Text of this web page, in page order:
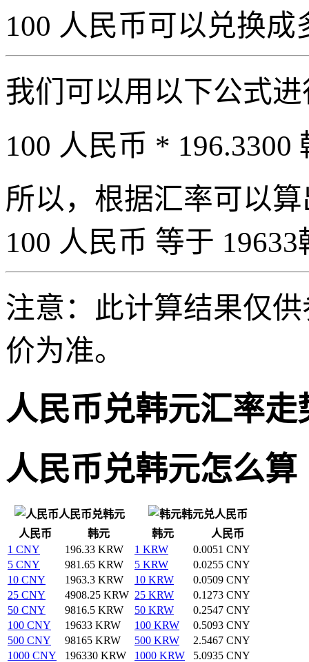
100 人民币可以兑换成
我们可以用以下公式
100 人民币 * 196.3300
所以，根据汇率可以
100 人民币 等于
注意：此计算结果仅
价为准。
人民币兑韩元汇率走
人民币兑韩元怎么算
人民币兑韩元
韩元兑人民币
人民币
韩元 韩元
人民币
1 CNY
196.33 KRW 1 KRW
0.0051 CNY
5 CNY
981.65 KRW 5 KRW
0.0255 CNY
10 CNY
1963.3 KRW 10 KRW
0.0509 CNY
25 CNY
4908.25 KRW 25 KRW
0.1273 CNY
50 CNY
9816.5 KRW 50 KRW
0.2547 CNY
100 CNY
19633 KRW 100 KRW
0.5093 CNY
500 CNY
98165 KRW 500 KRW
2.5467 CNY
1000 CNY
196330 KRW 1000 KRW
5.0935 CNY